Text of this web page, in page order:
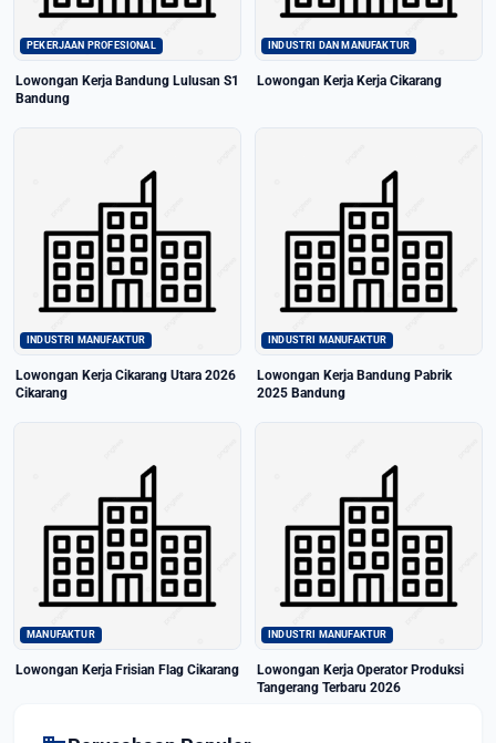
PEKERJAAN PROFESIONAL
Lowongan Kerja Bandung Lulusan S1
Bandung
INDUSTRI DAN MANUFAKTUR
Lowongan Kerja Kerja Cikarang
INDUSTRI MANUFAKTUR
Lowongan Kerja Cikarang Utara 2026
Cikarang
INDUSTRI MANUFAKTUR
Lowongan Kerja Bandung Pabrik
2025 Bandung
MANUFAKTUR
Lowongan Kerja Frisian Flag Cikarang
INDUSTRI MANUFAKTUR
Lowongan Kerja Operator Produksi
Tangerang Terbaru 2026